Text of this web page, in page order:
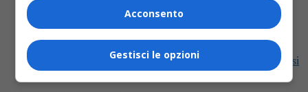
Le pazienti verranno sottoposte a valutazione
ecocolordoppler, esame volto a identificare la stenosi
carotidea
Acconsento
Gestisci le opzioni